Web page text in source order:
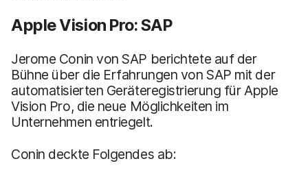
Apple Vision Pro: SAP
Jerome Conin von SAP berichtete auf der
Bühne über die Erfahrungen von SAP mit der
automatisierten Geräteregistrierung für Apple
Vision Pro, die neue Möglichkeiten im
Unternehmen entriegelt.
Conin deckte Folgendes ab: